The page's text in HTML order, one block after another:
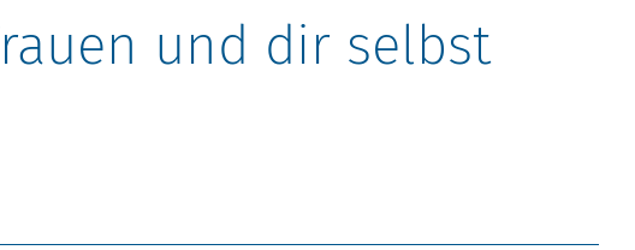
und dir selbst